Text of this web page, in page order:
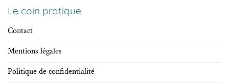
Le coin pratique
Contact
Mentions légales
Politique de confidentialité